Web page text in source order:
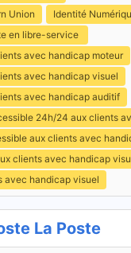
Union
Identité
en libre-service
avec handicap moteur
avec handicap visuel
avec handicap auditif
24h/24 aux clients
aux clients avec
clients avec handicap
avec handicap visuel
La Poste